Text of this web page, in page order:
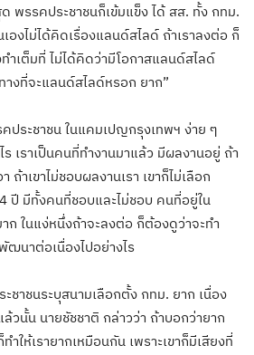
พรรคประชาชนก็เข้มแข็ง ได้ สส. ทั้ง กทม.
องไม่ได้คิดเรื่องแลนด์สไลด์ ถ้าเราลงต่อ ก็
ำเต็มที่ ไม่ได้คิดว่ามีโอกาสแลนด์สไลด์
างที่จะแลนด์สไลด์หรอก ยาก”
ประชาชน ในแคมเปญกรุงเทพฯ ง่าย ๆ
ร เราเป็นคนที่ทำงานมาแล้ว มีผลงานอยู่ ถ้า
ถ้าเขาไม่ชอบผลงานเรา เขาก็ไม่เลือก
ปี มีทั้งคนที่ชอบและไม่ชอบ คนที่อยู่ใน
ก ในแง่หนึ่งถ้าจะลงต่อ ก็ต้องดูว่าจะทำ
ฒนาต่อเนื่องไปอย่างไร
ชาชนระบุสนามเลือกตั้ง กทม. ยาก เนื่อง
วนั้น นายชัชชาติ กล่าวว่า ถ้าบอกว่ายาก
ำให้เรายากเหมือนกัน เพราะเขาก็มีเสียงที่